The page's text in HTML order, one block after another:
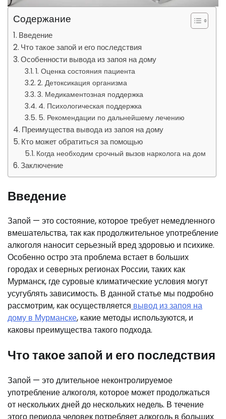
Содержание
Введение
Что такое запой и его последствия
Особенности вывода из запоя на дому
1. Оценка состояния пациента
2. Детоксикация организма
3. Медикаментозная поддержка
4. Психологическая поддержка
5. Рекомендации по дальнейшему лечению
Преимущества вывода из запоя на дому
Кто может обратиться за помощью
Когда необходим срочный вызов нарколога на дом
Заключение
Введение
Запой — это состояние, которое требует немедленного
вмешательства, так как продолжительное употребление
алкоголя наносит серьезный вред здоровью и психике.
Особенно остро эта проблема встает в больших
городах и северных регионах России, таких как
Мурманск, где суровые климатические условия могут
усугублять зависимость. В данной статье мы подробно
рассмотрим, как осуществляется вывод из запоя на
дому в Мурманске, какие методы используются, и
каковы преимущества такого подхода.
Что такое запой и его последствия
Запой — это длительное неконтролируемое
употребление алкоголя, которое может продолжаться
от нескольких дней до нескольких недель. В течение